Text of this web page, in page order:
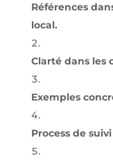
Références
local.
Clarté dans les
Exemples
Process de